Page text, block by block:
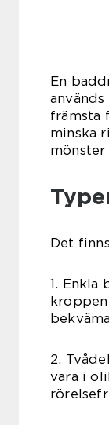
En
främsta
minska
Det
1. Enkla
2.
vara i